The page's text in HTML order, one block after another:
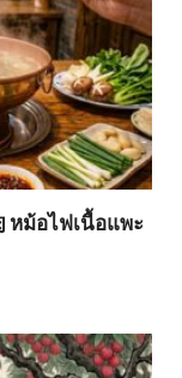
หม้อไฟเนื้อแพะ